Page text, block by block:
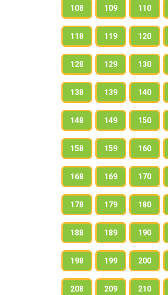
108 109 110
118 119 120
128 129 130
138 139 140
148 149 150
158 159 160
168 169 170
178 179 180
188 189 190
198 199 200
208 209 210